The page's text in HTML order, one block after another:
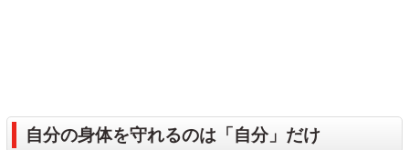
自分の身体を守れるのは「自分」だけ